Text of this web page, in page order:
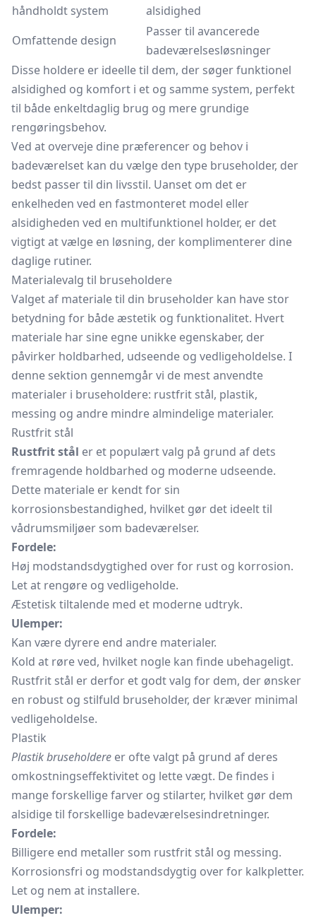
håndholdt system
alsidighed
Omfattende design
Passer til avancerede
badeværelsesløsninger
Disse holdere er ideelle til dem, der søger funktionel
alsidighed og komfort i et og samme system, perfekt
til både enkeltdaglig brug og mere grundige
rengøringsbehov.
Ved at overveje dine præferencer og behov i
badeværelset kan du vælge den type bruseholder, der
bedst passer til din livsstil. Uanset om det er
enkelheden ved en fastmonteret model eller
alsidigheden ved en multifunktionel holder, er det
vigtigt at vælge en løsning, der komplimenterer dine
daglige rutiner.
Materialevalg til bruseholdere
Valget af materiale til din bruseholder kan have stor
betydning for både æstetik og funktionalitet. Hvert
materiale har sine egne unikke egenskaber, der
påvirker holdbarhed, udseende og vedligeholdelse. I
denne sektion gennemgår vi de mest anvendte
materialer i bruseholdere: rustfrit stål, plastik,
messing og andre mindre almindelige materialer.
Rustfrit stål
Rustfrit stål er et populært valg på grund af dets
fremragende holdbarhed og moderne udseende.
Dette materiale er kendt for sin
korrosionsbestandighed, hvilket gør det ideelt til
vådrumsmiljøer som badeværelser.
Fordele:
Høj modstandsdygtighed over for rust og korrosion.
Let at rengøre og vedligeholde.
Æstetisk tiltalende med et moderne udtryk.
Ulemper:
Kan være dyrere end andre materialer.
Kold at røre ved, hvilket nogle kan finde ubehageligt.
Rustfrit stål er derfor et godt valg for dem, der ønsker
en robust og stilfuld bruseholder, der kræver minimal
vedligeholdelse.
Plastik
Plastik bruseholdere er ofte valgt på grund af deres
omkostningseffektivitet og lette vægt. De findes i
mange forskellige farver og stilarter, hvilket gør dem
alsidige til forskellige badeværelsesindretninger.
Fordele:
Billigere end metaller som rustfrit stål og messing.
Korrosionsfri og modstandsdygtig over for kalkpletter.
Let og nem at installere.
Ulemper: